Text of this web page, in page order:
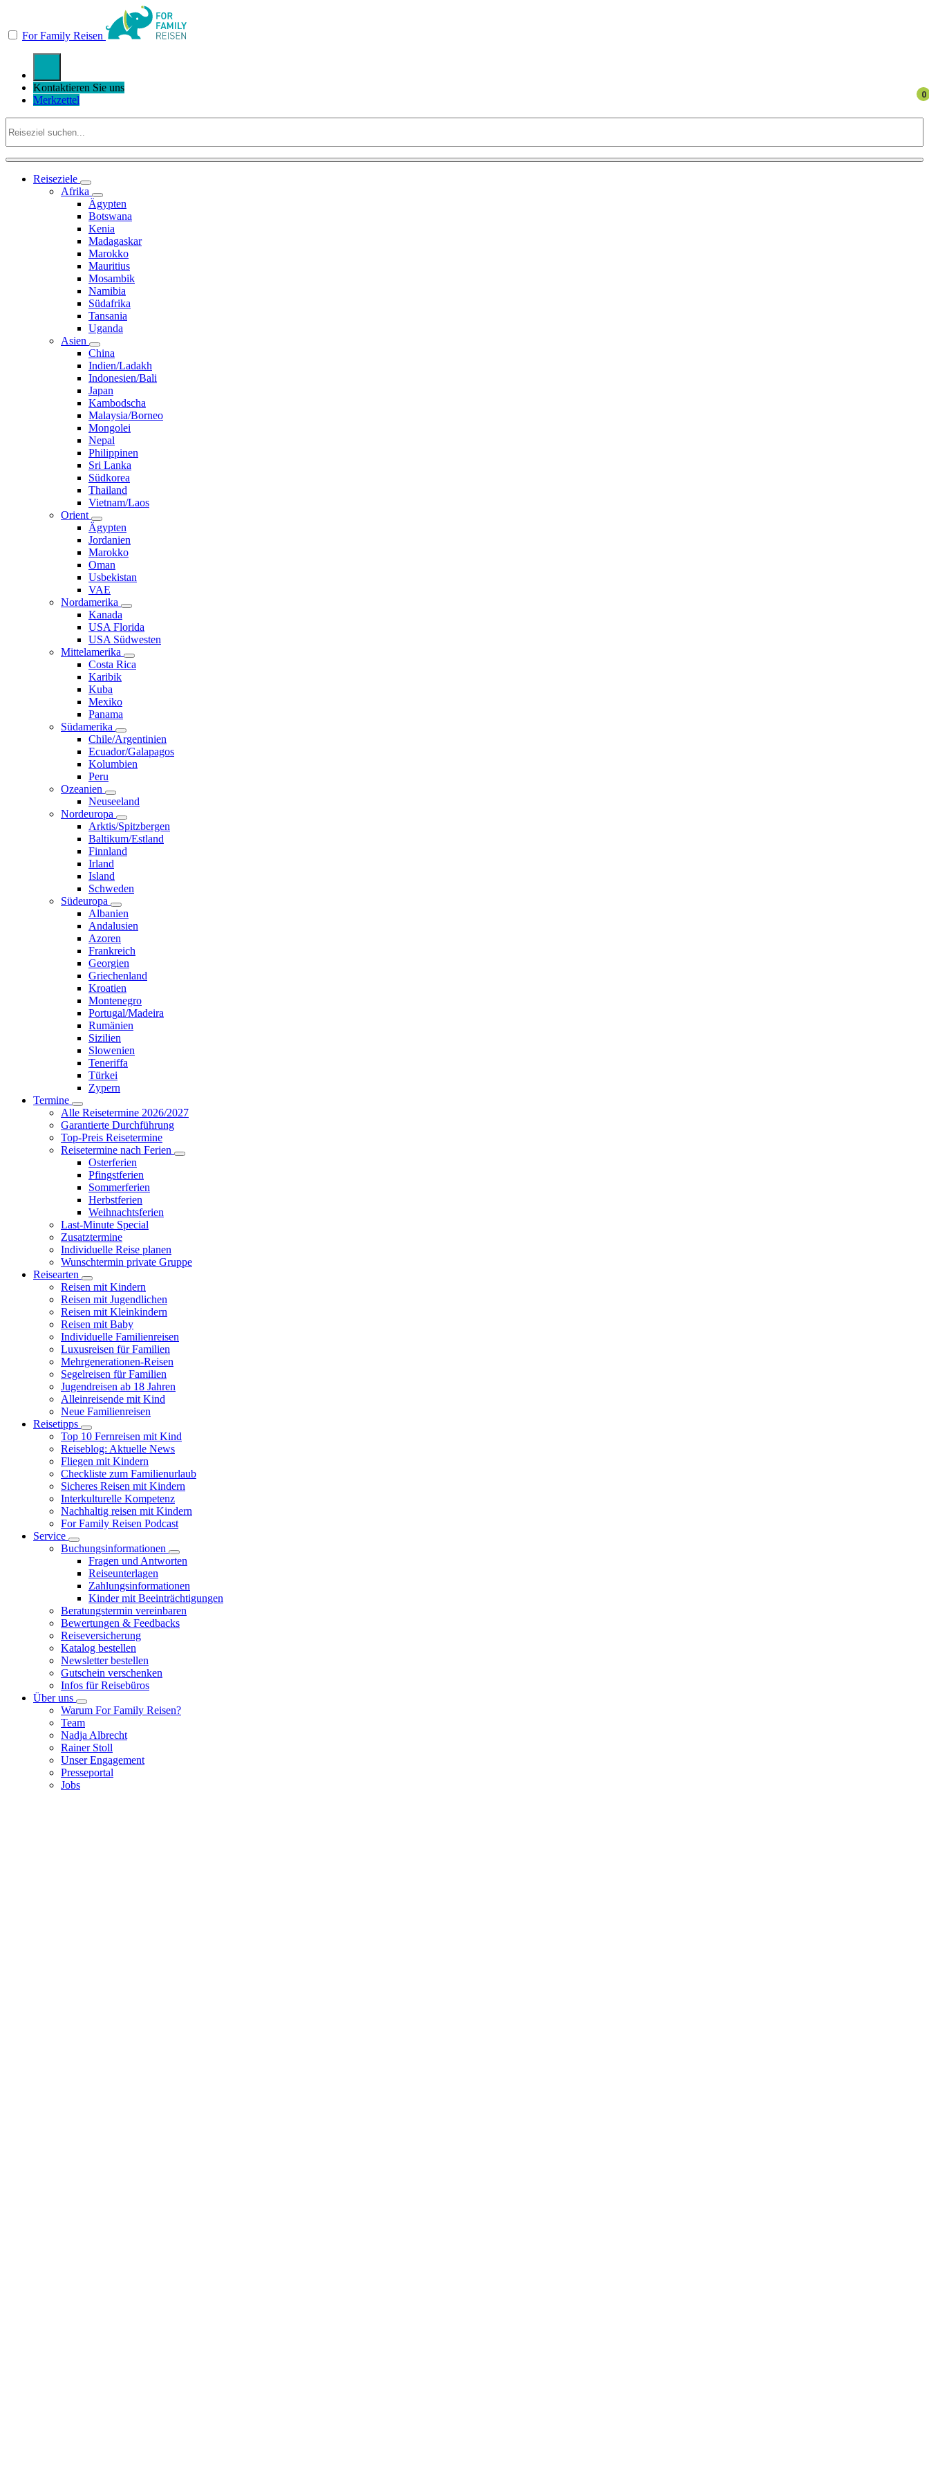
For Family Reisen
Kontaktieren Sie uns
Merkzettel
Reiseziele
Afrika
Ägypten
Botswana
Kenia
Madagaskar
Marokko
Mauritius
Mosambik
Namibia
Südafrika
Tansania
Uganda
Asien
China
Indien/Ladakh
Indonesien/Bali
Japan
Kambodscha
Malaysia/Borneo
Mongolei
Nepal
Philippinen
Sri Lanka
Südkorea
Thailand
Vietnam/Laos
Orient
Ägypten
Jordanien
Marokko
Oman
Usbekistan
VAE
Nordamerika
Kanada
USA Florida
USA Südwesten
Mittelamerika
Costa Rica
Karibik
Kuba
Mexiko
Panama
Südamerika
Chile/Argentinien
Ecuador/Galapagos
Kolumbien
Peru
Ozeanien
Neuseeland
Nordeuropa
Arktis/Spitzbergen
Baltikum/Estland
Finnland
Irland
Island
Schweden
Südeuropa
Albanien
Andalusien
Azoren
Frankreich
Georgien
Griechenland
Kroatien
Montenegro
Portugal/Madeira
Rumänien
Sizilien
Slowenien
Teneriffa
Türkei
Zypern
Termine
Alle Reisetermine 2026/2027
Garantierte Durchführung
Top-Preis Reisetermine
Reisetermine nach Ferien
Osterferien
Pfingstferien
Sommerferien
Herbstferien
Weihnachtsferien
Last-Minute Special
Zusatztermine
Individuelle Reise planen
Wunschtermin private Gruppe
Reisearten
Reisen mit Kindern
Reisen mit Jugendlichen
Reisen mit Kleinkindern
Reisen mit Baby
Individuelle Familienreisen
Luxusreisen für Familien
Mehrgenerationen-Reisen
Segelreisen für Familien
Jugendreisen ab 18 Jahren
Alleinreisende mit Kind
Neue Familienreisen
Reisetipps
Top 10 Fernreisen mit Kind
Reiseblog: Aktuelle News
Fliegen mit Kindern
Checkliste zum Familienurlaub
Sicheres Reisen mit Kindern
Interkulturelle Kompetenz
Nachhaltig reisen mit Kindern
For Family Reisen Podcast
Service
Buchungsinformationen
Fragen und Antworten
Reiseunterlagen
Zahlungsinformationen
Kinder mit Beeinträchtigungen
Beratungstermin vereinbaren
Bewertungen & Feedbacks
Reiseversicherung
Katalog bestellen
Newsletter bestellen
Gutschein verschenken
Infos für Reisebüros
Über uns
Warum For Family Reisen?
Team
Nadja Albrecht
Rainer Stoll
Unser Engagement
Presseportal
Jobs